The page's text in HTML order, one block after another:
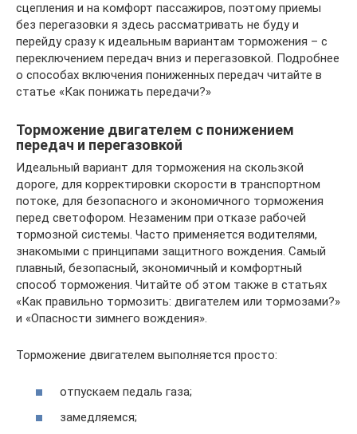
сцепления и на комфорт пассажиров, поэтому приемы
без перегазовки я здесь рассматривать не буду и
перейду сразу к идеальным вариантам торможения – с
переключением передач вниз и перегазовкой. Подробнее
о способах включения пониженных передач читайте в
статье «Как понижать передачи?»
Торможение двигателем с понижением
передач и перегазовкой
Идеальный вариант для торможения на скользкой
дороге, для корректировки скорости в транспортном
потоке, для безопасного и экономичного торможения
перед светофором. Незаменим при отказе рабочей
тормозной системы. Часто применяется водителями,
знакомыми с принципами защитного вождения. Самый
плавный, безопасный, экономичный и комфортный
способ торможения. Читайте об этом также в статьях
«Как правильно тормозить: двигателем или тормозами?»
и «Опасности зимнего вождения».
Торможение двигателем выполняется просто:
отпускаем педаль газа;
замедляемся;